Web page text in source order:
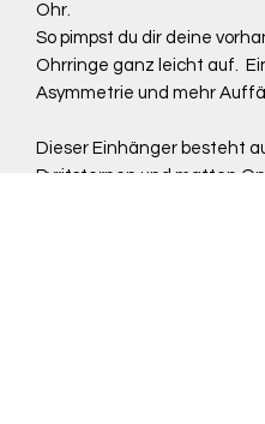
Ohr.
So pimpst du dir deine
Ohrringe ganz leicht auf.
Asymmetrie und mehr
Dieser Einhänger besteht
Pyritsternen und matten